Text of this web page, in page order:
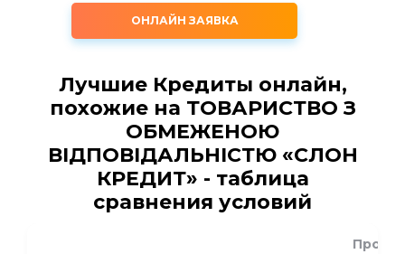
ОНЛАЙН ЗАЯВКА
Лучшие Кредиты онлайн,
похожие на ТОВАРИСТВО З
ОБМЕЖЕНОЮ
ВІДПОВІДАЛЬНІСТЮ «СЛОН
КРЕДИТ» - таблица
сравнения условий